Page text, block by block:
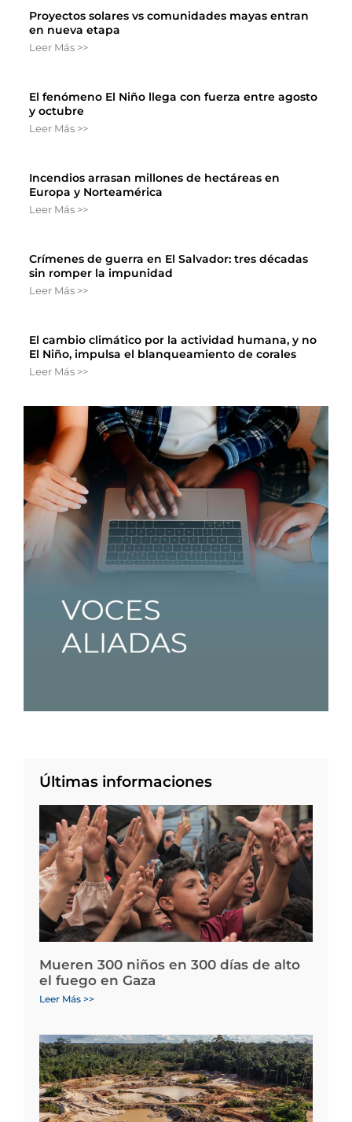
Proyectos solares vs comunidades mayas entran
en nueva etapa
Leer Más >>
El fenómeno El Niño llega con fuerza entre agosto
y octubre
Leer Más >>
Incendios arrasan millones de hectáreas en
Europa y Norteamérica
Leer Más >>
Crímenes de guerra en El Salvador: tres décadas
sin romper la impunidad
Leer Más >>
El cambio climático por la actividad humana, y no
El Niño, impulsa el blanqueamiento de corales
Leer Más >>
Últimas informaciones
Mueren 300 niños en 300 días de alto
el fuego en Gaza
Leer Más >>